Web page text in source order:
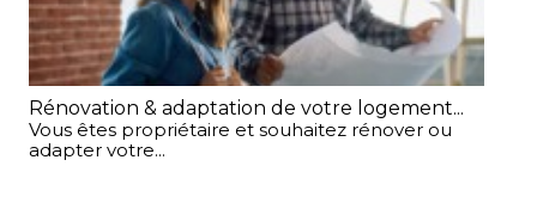
Rénovation & adaptation de votre logement...
Vous êtes propriétaire et souhaitez rénover ou
adapter votre...